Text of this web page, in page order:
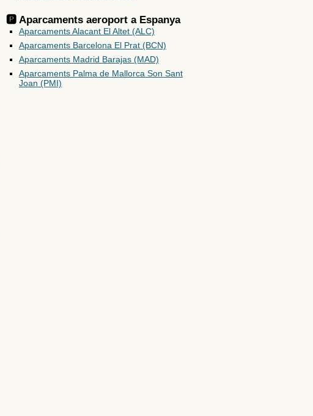
🅿️ Aparcaments aeroport a Espanya
Aparcaments Alacant El Altet (ALC)
Aparcaments Barcelona El Prat (BCN)
Aparcaments Madrid Barajas (MAD)
Aparcaments Palma de Mallorca Son Sant
Joan (PMI)